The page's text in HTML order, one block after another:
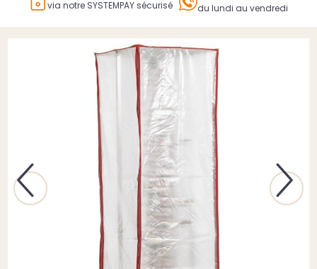
via notre SYSTEMPAY sécurisé
du lundi au vendredi
Previous Next